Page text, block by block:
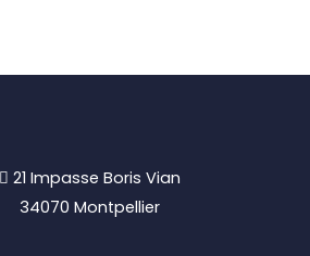
21 Impasse Boris Vian
34070 Montpellier